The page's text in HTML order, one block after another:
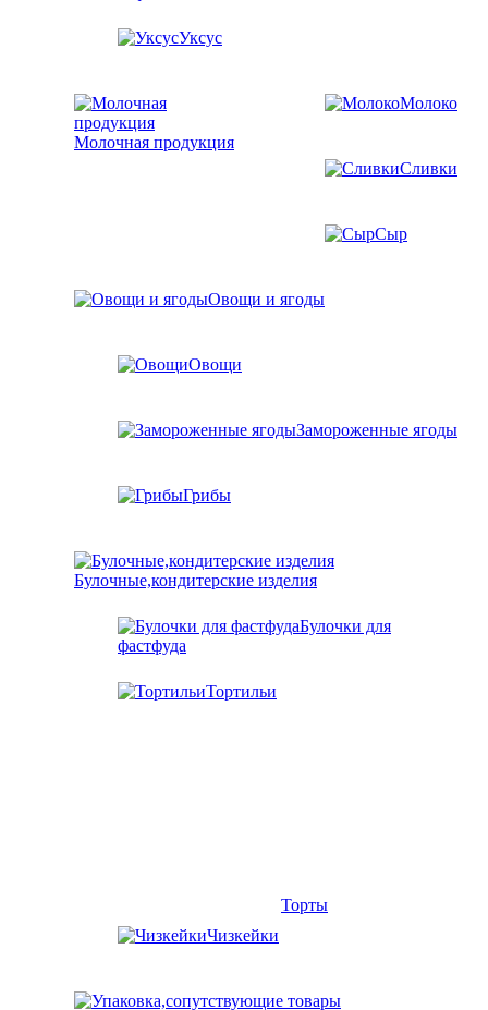
Уксус
Молочная продукция
Молоко
Сливки
Сыр
Овощи и ягоды
Овощи
Замороженные ягоды
Грибы
Булочные,кондитерские изделия
Булочки для
фастфуда
Тортильи
Торты
Чизкейки